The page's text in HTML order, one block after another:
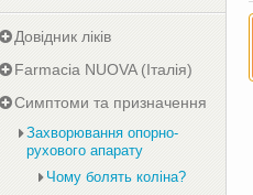
Довідник ліків
Farmacia NUOVA (Італія)
Симптоми та призначення
Захворювання опорно-
рухового апарату
Чому болять коліна?